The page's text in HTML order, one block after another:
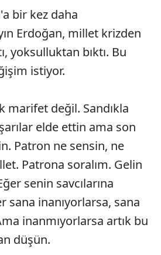
bir kez daha
Erdoğan, millet krizden
yoksulluktan bıktı. Bu
istiyor.
marifet değil. Sandıkla
elde ettin ama son
Patron ne sensin, ne
Patrona soralım. Gelin
senin savcılarına
sana inanıyorlarsa, sana
inanmıyorlarsa artık bu
düşün.